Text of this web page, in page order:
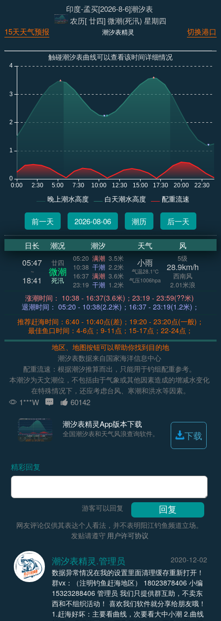
印度-孟买[2026-8-6]潮汐表
农历[ 廿四] 微潮(死汛) 星期四
切换港口
潮汐表精灵
15天天气预报
触碰潮汐表曲线可以查看该时间详细情况
晚上潮水高度 白天潮水高度 配重流速
前一天 2026-08-06 潮历 后一天
日长 潮况 潮汐 天气 风
05:47
~
18:41
廿四
微潮
死汛
05:20 满潮 3.5米
10:38 干潮 2.2米
16:37 满潮 3.6米
23:19 干潮 1.2米
小雨
气温28.1°C
气压1006hpa
5级
28.9km/h
西南风
2.01米浪
涨潮时间： 10:38 - 16:37(3.6米)；23:19 - 23:59(??米)
退潮时间： 05:20 - 10:38(2.2米)；16:37 - 23:19(1.2米)；
推荐赶海时间：6:40 - 10:40点(差)；19:20 - 23:20点(一般)；
最佳鱼口时间：4-6点；9-11点；15-17点；22-24点；
地区、地图按钮可以帮助你找到目的地
潮汐表数据来自国家海洋信息中心
配重流速：根据潮汐推算而出，只能用于钓组配重参考。
本潮汐为天文潮位，不包括由于气象或其他因素造成的增减水变化
在特殊情况下，还应考虑台风、寒潮和洪水等因素。
1***W 60142
潮汐表精灵App版本下载
全国潮汐表和天气风浪查询软件。 下载
精彩回复
游客可以回复
网友评论仅供其表达个人看法，并不表明阳江钓鱼频道立场。
发贴请遵守 用户许可协议
潮汐表精灵.管理员
2020-12-02
数据异常情况在我的设置里面清理缓存重新打开！
群vx：（注明钓鱼赶海地区） 18023878406 小编
15323288406 管理员 我们只提供群互助，不卖东
西和不组织活动！ 喜欢我们软件就分享给朋友哦！
1.赶海好坏：主要看曲线，次要看大中小潮 2.曲线